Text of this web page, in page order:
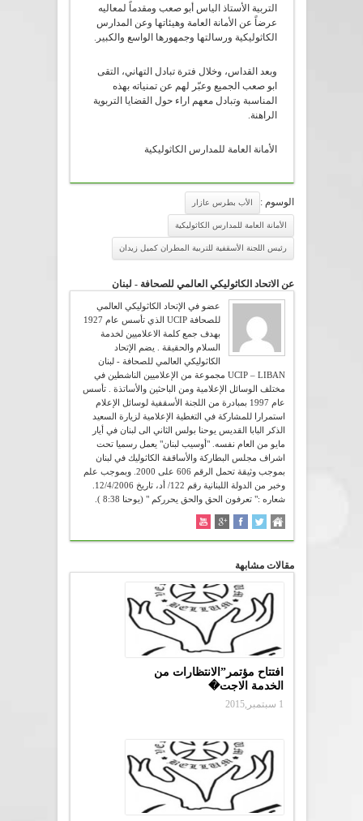
التربية الأستاذ الياس أبو صعب ومقدماً لمعاليه
عرضاً عن الأمانة العامة وهيئاتها وعن المدارس
الكاثوليكية ورسالتها وجمهورها الواسع والكبير.
وبعد القداس، وخلال فترة تبادل التهاني، التقى
ابو صعب الجميع وعبّر لهم عن تمنياته بهذه
المناسبة وتبادل معهم اراء حول القضايا التربوية
الراهنة.
الأمانة العامة للمدارس الكاثوليكية
الوسوم : الأب بطرس عازار
الأمانة العامة للمدارس الكاثوليكية
رئيس اللجنة الأسقفية للتربية المطران كميل زيدان
عن الاتحاد الكاثوليكي العالمي للصحافة - لبنان
عضو في الإتحاد الكاثوليكي العالمي
للصحافة UCIP الذي تأسس عام 1927
بهدف جمع كلمة الاعلاميين لخدمة
السلام والحقيقة . يضم الإتحاد
الكاثوليكي العالمي للصحافة - لبنان
UCIP – LIBAN مجموعة من الإعلاميين الناشطين في
مختلف الوسائل الإعلامية ومن الباحثين والأساتذة . تأسس
عام 1997 بمبادرة من اللجنة الأسقفية لوسائل الإعلام
استمرارا للمشاركة في التغطية الإعلامية لزيارة السعيد
الذكر البابا القديس يوحنا بولس الثاني الى لبنان في أيار
مايو من العام نفسه. "أوسيب لبنان" يعمل رسميا تحت
اشراف مجلس البطاركة والأساقفة الكاثوليك في لبنان
بموجب وثيقة تحمل الرقم 606 على 2000. وبموجب علم
شعاره :" تعرفون الحق والحق يحرركم " (يوحنا 8:38 ).
مقالات مشابهة
افتتاح مؤتمر”الانتظارات من
الخدمة الاجت�
1 سبتمبر,2015